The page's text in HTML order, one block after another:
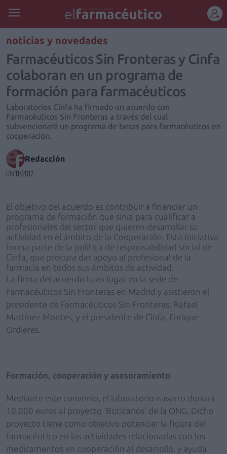
REGÍSTRATE
noticias y novedades
Farmacéuticos Sin Fronteras y Cinfa
colaboran en un programa de
formación para farmacéuticos
Laboratorios Cinfa ha firmado un acuerdo con
Farmacéuticos Sin Fronteras a través del cual
subvencionará un programa de becas para farmacéuticos en
cooperación.
Redacción
09/11/2012
El objetivo del acuerdo es contribuir a financiar un
programa de formación que sirva para cualificar a
profesionales del sector que quieren desarrollar su
actividad en el ámbito de la Cooperación. Esta iniciativa
forma parte de la política de responsabilidad social de
Cinfa, que procura dar apoyo al profesional de la
farmacia en todos sus ámbitos de actividad.
La firma del acuerdo tuvo lugar en la sede de
Farmacéuticos Sin Fronteras en Madrid y asistieron el
presidente de Farmacéuticos Sin Fronteras, Rafael
Martínez Montes, y el presidente de Cinfa, Enrique
Ordieres.
Formación, cooperación y asesoramiento
Mediante este convenio, el laboratorio navarro donará
10.000 euros al proyecto 'Boticarios' de la ONG. Dicho
proyecto tiene como objetivo potenciar la figura del
farmacéutico en las actividades relacionadas con los
medicamentos en cooperación al desarrollo, y ayuda